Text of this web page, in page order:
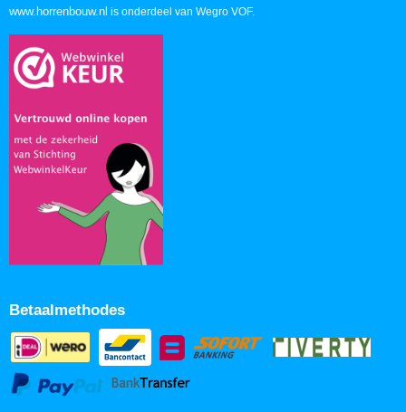
www.horrenbouw.nl is onderdeel van Wegro VOF.
Betaalmethodes